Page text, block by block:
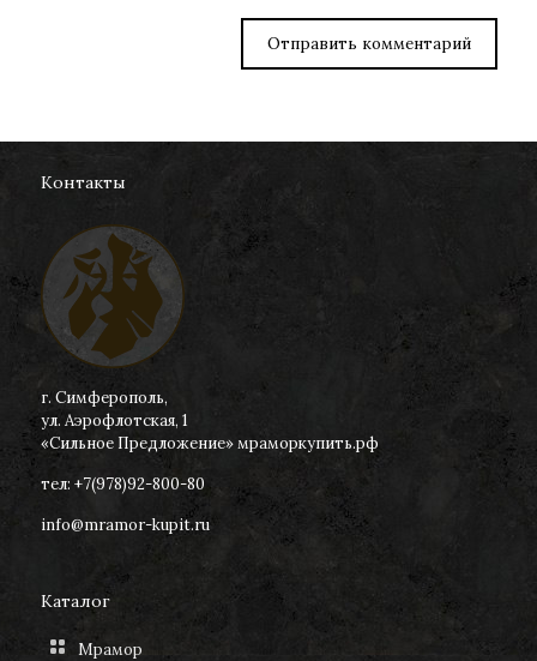
Контакты
г. Симферополь,
ул. Аэрофлотская, 1
«Сильное Предложение» мраморкупить.рф
тел: +7(978)92-800-80
info@mramor-kupit.ru
Каталог
Мрамор